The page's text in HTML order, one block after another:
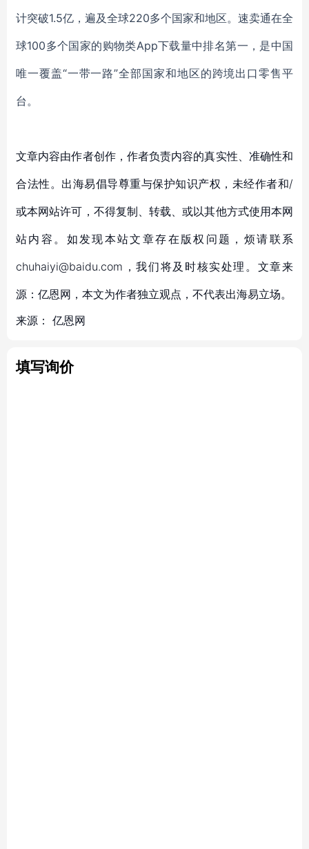
计突破1.5亿，遍及全球220多个国家和地区。速卖通在全
球100多个国家的购物类App下载量中排名第一，是中国
唯一覆盖“一带一路”全部国家和地区的跨境出口零售平
台。
文章内容由作者创作，作者负责内容的真实性、准确性和
合法性。出海易倡导尊重与保护知识产权，未经作者和/
或本网站许可，不得复制、转载、或以其他方式使用本网
站内容。如发现本站文章存在版权问题，烦请联系
chuhaiyi@baidu.com，我们将及时核实处理。文章来
源：亿恩网，本文为作者独立观点，不代表出海易立场。
来源： 亿恩网
填写询价